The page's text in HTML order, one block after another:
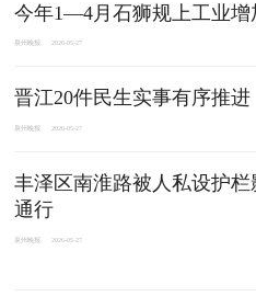
今年1—4月石狮规上工业增
泉州晚报 2026-05-27
晋江20件民生实事有序推进
泉州晚报 2026-05-27
丰泽区南淮路被人私设护栏
通行
泉州晚报 2026-05-27